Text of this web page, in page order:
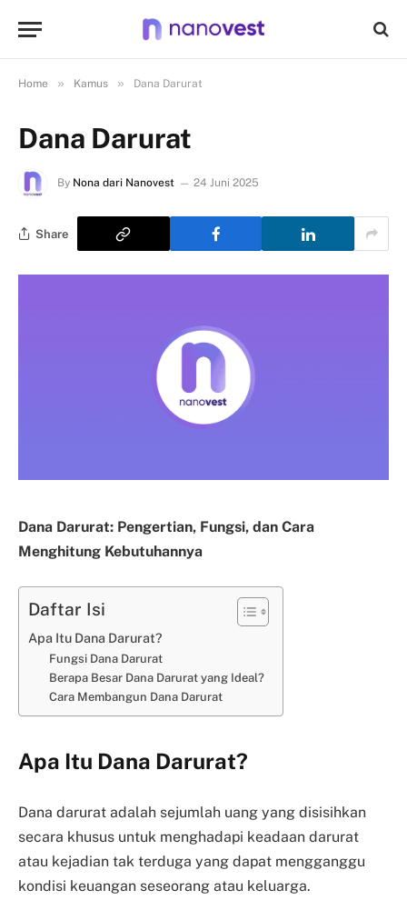
Home » Kamus » Dana Darurat
Dana Darurat
By Nona dari Nanovest 24 Juni 2025
Share
Dana Darurat: Pengertian, Fungsi, dan Cara
Menghitung Kebutuhannya
Daftar Isi
Apa Itu Dana Darurat?
Fungsi Dana Darurat
Berapa Besar Dana Darurat yang Ideal?
Cara Membangun Dana Darurat
Apa Itu Dana Darurat?
Dana darurat adalah sejumlah uang yang disisihkan
secara khusus untuk menghadapi keadaan darurat
atau kejadian tak terduga yang dapat mengganggu
kondisi keuangan seseorang atau keluarga.